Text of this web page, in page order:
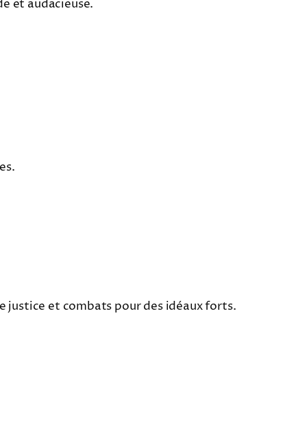
et audacieuse.
justice et combats pour des idéaux forts.